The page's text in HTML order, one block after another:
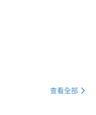
查看全部